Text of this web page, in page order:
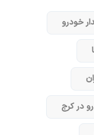
خودرو
در کرج